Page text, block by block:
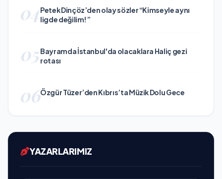
04Petek Dinçöz’den olay sözler “Kimseyle aynı
ligde değilim!”
05Bayramda İstanbul'da olacaklara Haliç gezi
rotası
06Özgür Tüzer’den Kıbrıs’ta Müzik Dolu Gece
YAZARLARIMIZ